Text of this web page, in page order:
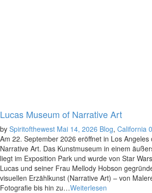
Lucas Museum of Narrative Art
by Spiritofthewest Mai 14, 2026 Blog, California 0
Am 22. September 2026 eröffnet in Los
Narrative Art. Das Kunstmuseum in einem
liegt im Exposition Park und wurde von Star
Lucas und seiner Frau Mellody Hobson
visuellen Erzählkunst (Narrative Art) – von
Fotografie bis hin zu…Weiterlesen